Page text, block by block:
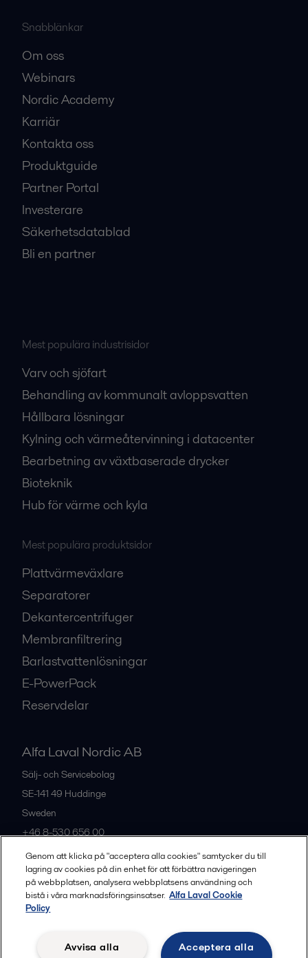
Snabblänkar
Om oss
Webinars
Nordic Academy
Karriär
Kontakta oss
Produktguide
Partner Portal
Investerare
Säkerhetsdatablad
Bli en partner
Mest populära industrisidor
Varv och sjöfart
Behandling av kommunalt avloppsvatten
Hållbara lösningar
Kylning och värmeåtervinning i datacenter
Bearbetning av växtbaserade drycker
Bioteknik
Hub för värme och kyla
Mest populära produktsidor
Plattvärmeväxlare
Separatorer
Dekantercentrifuger
Membranfiltrering
Barlastvattenlösningar
E-PowerPack
Reservdelar
Alfa Laval Nordic AB
Sälj- och Servicebolag
SE-141 49 Huddinge
Sweden
+46 8-530 656 00
Alla kontor och partners
Legal terms and conditions
Community guidelines
Genom att klicka på "acceptera alla cookies" samtycker du till
lagring av cookies på din enhet för att förbättra navigeringen
på webbplatsen, analysera webbplatsens användning och
bistå i våra marknadsföringsinsatser. Alfa Laval Cookie
Policy
Acceptera alla
Avvisa alla